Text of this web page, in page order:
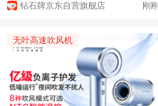
钻石牌京东自营旗舰店 刚
无叶高速吹风机